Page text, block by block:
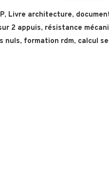
, Livre architecture,
2 appuis, résistance
nuls, formation rdm, calcul